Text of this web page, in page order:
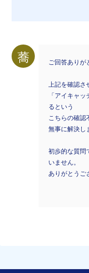
蕎 ご回答ありが
上記を確認さ
「アイキャ
るという
こちらの確認
無事に解決し
初歩的な質問
いません。
ありがとうご